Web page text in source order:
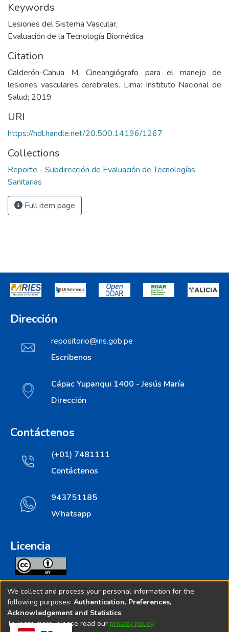
Keywords
Lesiones del Sistema Vascular,
Evaluación de la Tecnología Biomédica
Citation
Calderón-Cahua M. Cineangiógrafo para el manejo de
lesiones vasculares cerebrales. Lima: Instituto Nacional de
Salud; 2019
URI
https://hdl.handle.net/20.500.14196/1267
Collections
Reporte - Subdirección de Evaluación de Tecnologías
Sanitarias
Full item page
Dirección
repositorio@ins.gob.pe
Escribenos
Cápac Yupanqui 1400 - Jesús María
Dirección
Contáctenos
(+01) 7481111
Contáctenos
943751185
Whatsapp
Licencia
Todos los contenidos de repositorio.ins.gob.pe estan
licenciados bajo
Creative Commoms License
We collect and process your personal information for the
following purposes: Authentication, Preferences,
Acknowledgement and Statistics.
To learn more, please read our privacy policy.